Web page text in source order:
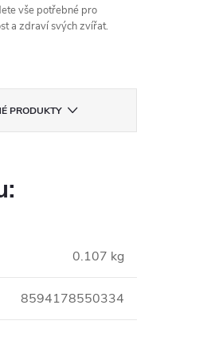
vše potřebné pro
a zdraví svých zvířat.
PRODUKTY
0.107 kg
8594178550334